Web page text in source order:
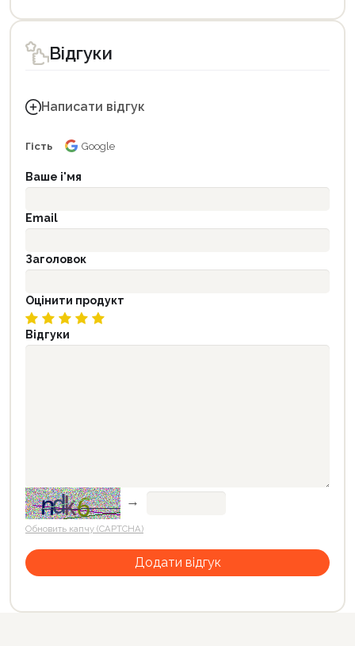
Відгуки
Написати відгук
Гість Google
Ваше і'мя
Email
Заголовок
Оцінити продукт
Відгуки
→
Обновить капчу (CAPTCHA)